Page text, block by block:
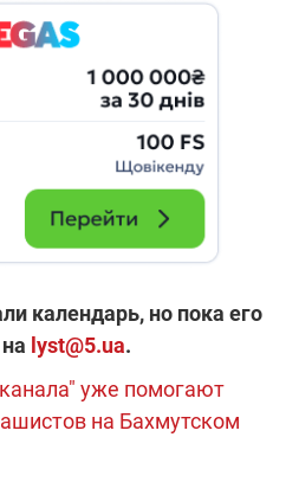
календарь, но пока его
lyst@5.ua.
уже помогают
на Бахмутском